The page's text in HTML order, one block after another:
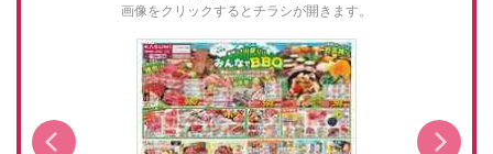
画像をクリックするとチラシが開きます。